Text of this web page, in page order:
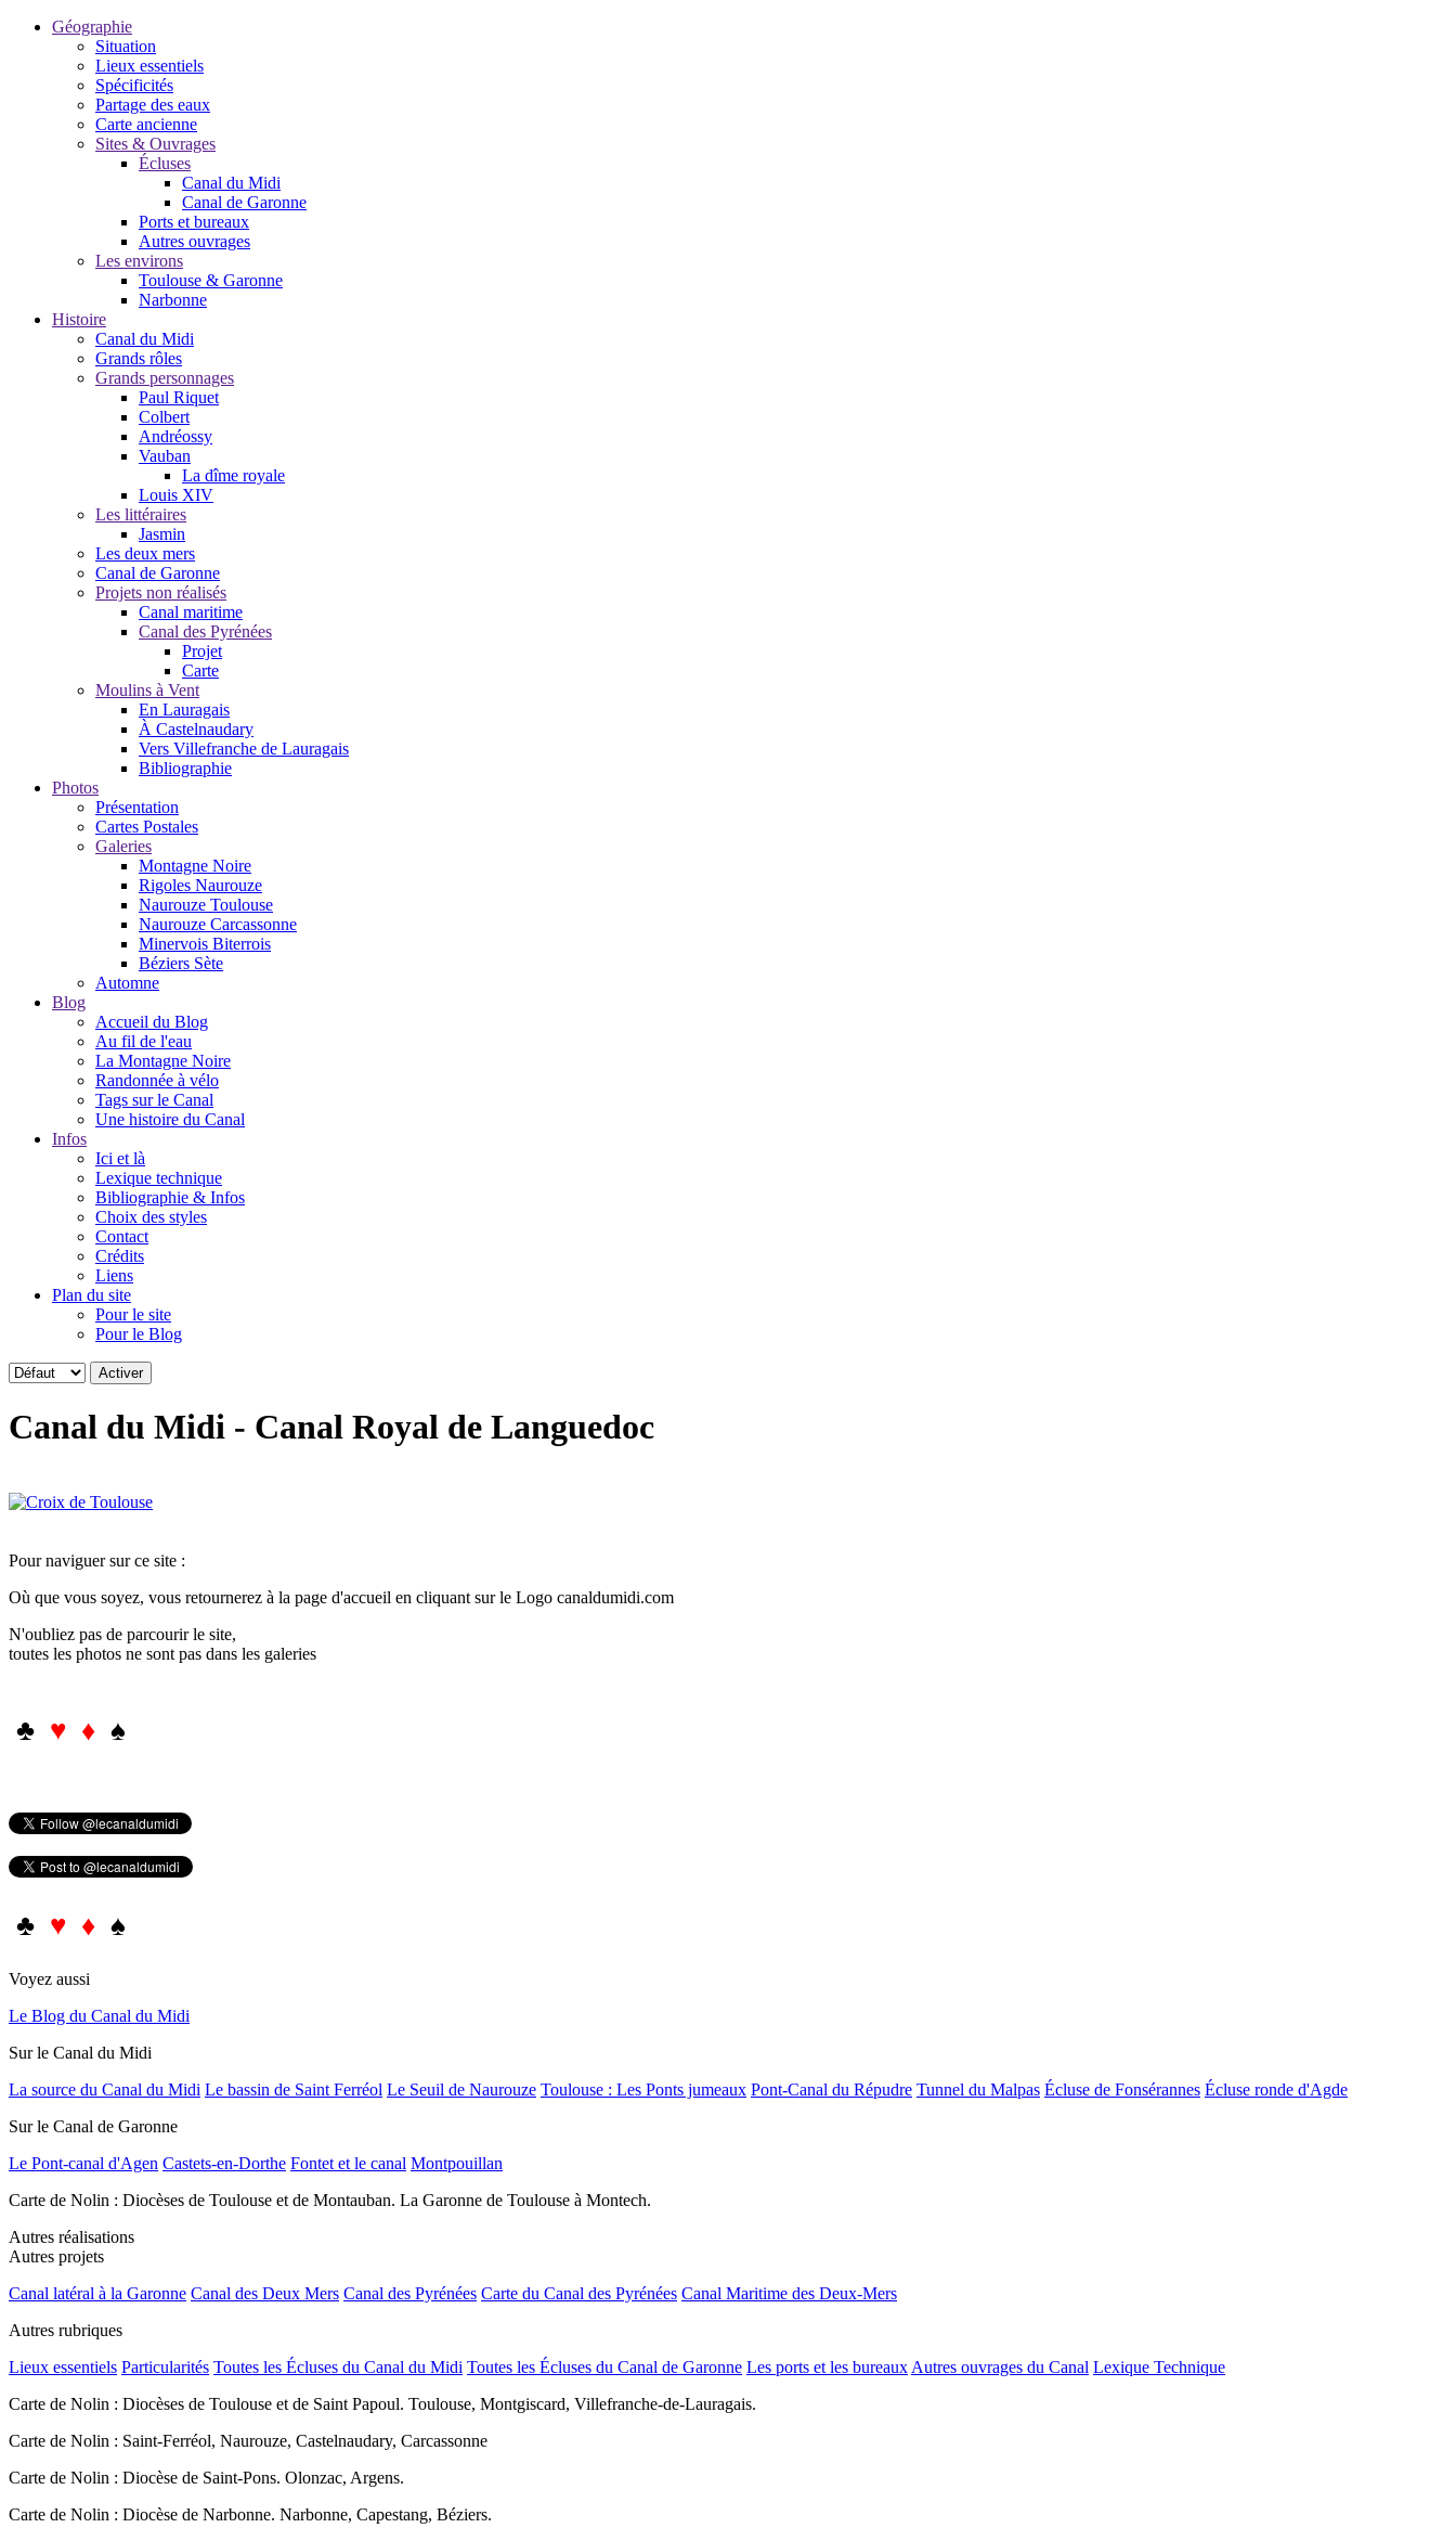
Géographie
Situation
Lieux essentiels
Spécificités
Partage des eaux
Carte ancienne
Sites & Ouvrages
Écluses
Canal du Midi
Canal de Garonne
Ports et bureaux
Autres ouvrages
Les environs
Toulouse & Garonne
Narbonne
Histoire
Canal du Midi
Grands rôles
Grands personnages
Paul Riquet
Colbert
Andréossy
Vauban
La dîme royale
Louis XIV
Les littéraires
Jasmin
Les deux mers
Canal de Garonne
Projets non réalisés
Canal maritime
Canal des Pyrénées
Projet
Carte
Moulins à Vent
En Lauragais
À Castelnaudary
Vers Villefranche de Lauragais
Bibliographie
Photos
Présentation
Cartes Postales
Galeries
Montagne Noire
Rigoles Naurouze
Naurouze Toulouse
Naurouze Carcassonne
Minervois Biterrois
Béziers Sète
Automne
Blog
Accueil du Blog
Au fil de l'eau
La Montagne Noire
Randonnée à vélo
Tags sur le Canal
Une histoire du Canal
Infos
Ici et là
Lexique technique
Bibliographie & Infos
Choix des styles
Contact
Crédits
Liens
Plan du site
Pour le site
Pour le Blog
Canal du Midi - Canal Royal de Languedoc
Pour naviguer sur ce site :
Où que vous soyez, vous retournerez à la page d'accueil en cliquant sur le Logo canaldumidi.com
N'oubliez pas de parcourir le site,
toutes les photos ne sont pas dans les galeries
♣ ♥ ♦ ♠
♣ ♥ ♦ ♠
Voyez aussi
Le Blog du Canal du Midi
Sur le Canal du Midi
La source du Canal du Midi Le bassin de Saint Ferréol Le Seuil de Naurouze Toulouse : Les Ponts jumeaux Pont-Canal du Répudre Tunnel du Malpas Écluse de Fonsérannes Écluse ronde d'Agde
Sur le Canal de Garonne
Le Pont-canal d'Agen Castets-en-Dorthe Fontet et le canal Montpouillan
Carte de Nolin : Diocèses de Toulouse et de Montauban. La Garonne de Toulouse à Montech.
Autres réalisations
Autres projets
Canal latéral à la Garonne Canal des Deux Mers Canal des Pyrénées Carte du Canal des Pyrénées Canal Maritime des Deux-Mers
Autres rubriques
Lieux essentiels Particularités Toutes les Écluses du Canal du Midi Toutes les Écluses du Canal de Garonne Les ports et les bureaux Autres ouvrages du Canal Lexique Technique
Carte de Nolin : Diocèses de Toulouse et de Saint Papoul. Toulouse, Montgiscard, Villefranche-de-Lauragais.
Carte de Nolin : Saint-Ferréol, Naurouze, Castelnaudary, Carcassonne
Carte de Nolin : Diocèse de Saint-Pons. Olonzac, Argens.
Carte de Nolin : Diocèse de Narbonne. Narbonne, Capestang, Béziers.